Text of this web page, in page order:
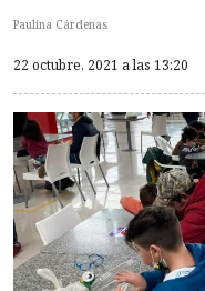
Paulina Cárdenas
22 octubre, 2021 a las 13:20